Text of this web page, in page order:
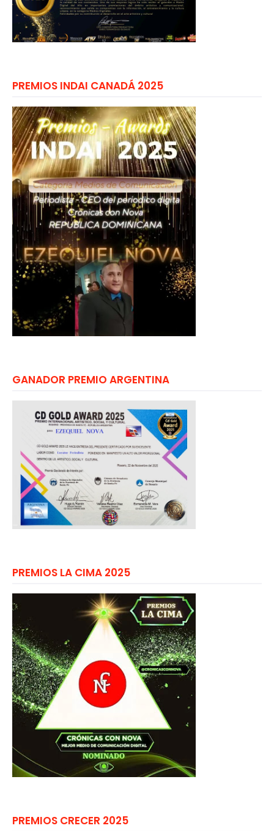
PREMIOS INDAI CANADÁ 2025
GANADOR PREMIO ARGENTINA
PREMIOS LA CIMA 2025
PREMIOS CRECER 2025